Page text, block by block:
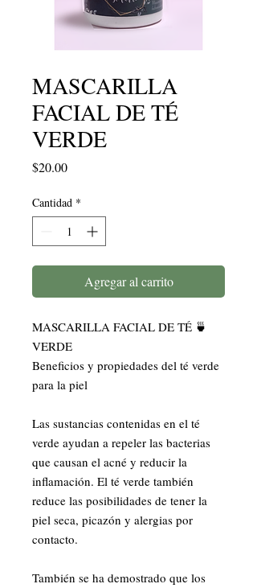
MASCARILLA
FACIAL DE TÉ
VERDE
$20.00Precio
Cantidad *
Agregar al carrito
MASCARILLA FACIAL DE TÉ 🍵
VERDE
Beneficios y propiedades del té verde
para la piel
Las sustancias contenidas en el té
verde ayudan a repeler las bacterias
que causan el acné y reducir la
inflamación. El té verde también
reduce las posibilidades de tener la
piel seca, picazón y alergias por
contacto.
También se ha demostrado que los